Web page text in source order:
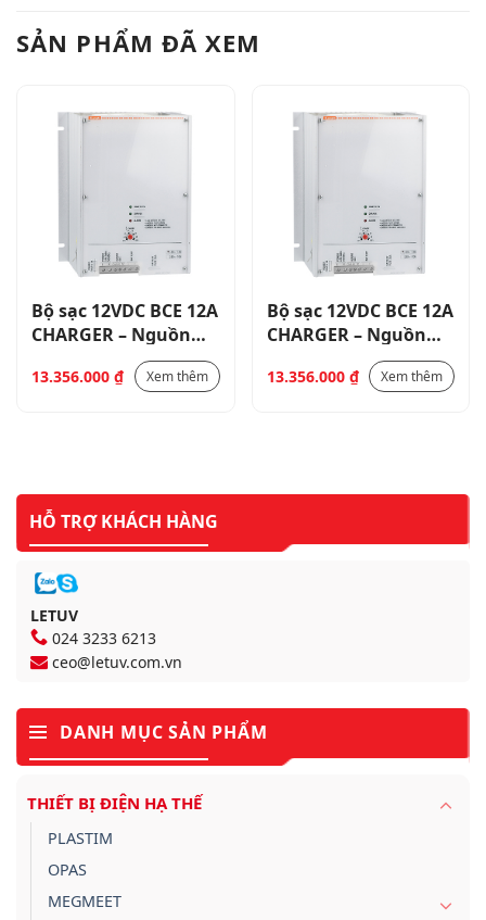
SẢN PHẨM ĐÃ XEM
Bộ sạc 12VDC BCE 12A
CHARGER – Nguồn
cấp 230VAC – ADVC
CHARGE MONITOR
13.356.000 ₫ Xem thêm
Bộ sạc 12VDC BCE 12A
CHARGER – Nguồn
cấp 230VAC – ADVC
CHARGE MONITOR
13.356.000 ₫ Xem thêm
HỖ TRỢ KHÁCH HÀNG
LETUV
024 3233 6213
ceo@letuv.com.vn
DANH MỤC SẢN PHẨM
THIẾT BỊ ĐIỆN HẠ THẾ
PLASTIM
OPAS
MEGMEET